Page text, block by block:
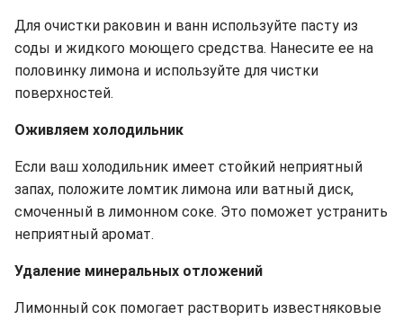
Для очистки раковин и ванн используйте пасту из
соды и жидкого моющего средства. Нанесите ее на
половинку лимона и используйте для чистки
поверхностей.
Оживляем холодильник
Если ваш холодильник имеет стойкий неприятный
запах, положите ломтик лимона или ватный диск,
смоченный в лимонном соке. Это поможет устранить
неприятный аромат.
Удаление минеральных отложений
Лимонный сок помогает растворить известняковые